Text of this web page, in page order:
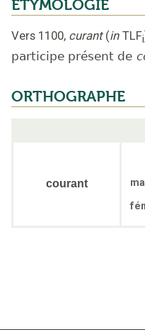
ÉTYMOLOGIE
Vers 1100, curant (in TLFi
participe présent de
ORTHOGRAPHE
courant